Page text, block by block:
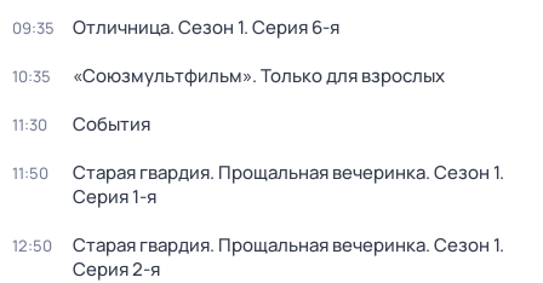
09:35 Отличница. Сезон 1. Серия 6-я
10:35 «Союзмультфильм». Только для взрослых
11:30 События
11:50 Старая гвардия. Прощальная вечеринка. Сезон 1.
Серия 1-я
12:50 Старая гвардия. Прощальная вечеринка. Сезон 1.
Серия 2-я